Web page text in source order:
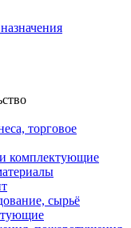
торговое
комплектующие
сырьё